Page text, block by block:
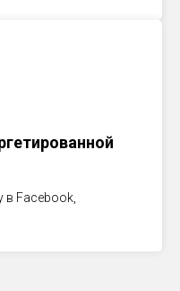
в Facebook,